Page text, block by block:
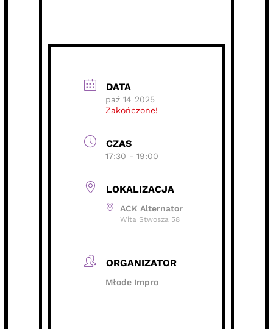
DATA
paź 14 2025
Zakończone!
CZAS
17:30 - 19:00
LOKALIZACJA
ACK Alternator
Wita Stwosza 58
ORGANIZATOR
Młode Impro